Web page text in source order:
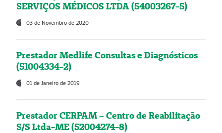
SERVIÇOS MÉDICOS LTDA (54003267-5)
03 de Novembro de 2020
Prestador Medlife Consultas e Diagnósticos
(51004334-2)
01 de Janeiro de 2019
Prestador CERPAM – Centro de Reabilitação
S/S Ltda-ME (52004274-8)